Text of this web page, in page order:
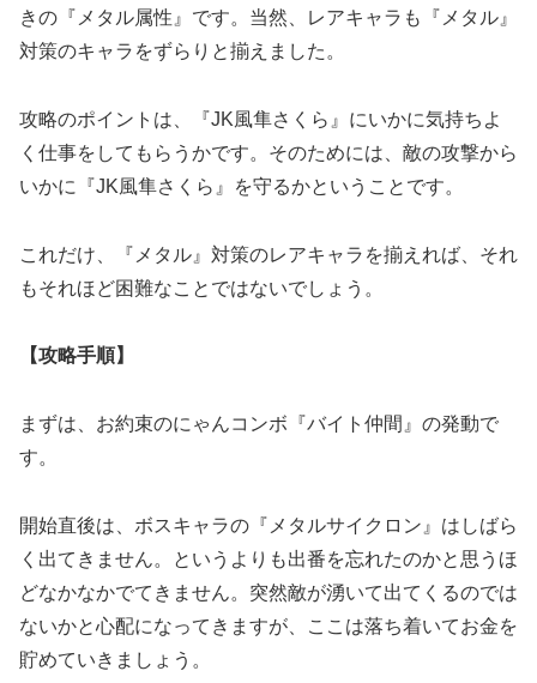
きの『メタル属性』です。当然、レアキャラも『メタル』
対策のキャラをずらりと揃えました。
攻略のポイントは、『JK風隼さくら』にいかに気持ちよ
く仕事をしてもらうかです。そのためには、敵の攻撃から
いかに『JK風隼さくら』を守るかということです。
これだけ、『メタル』対策のレアキャラを揃えれば、それ
もそれほど困難なことではないでしょう。
【攻略手順】
まずは、お約束のにゃんコンボ『バイト仲間』の発動で
す。
開始直後は、ボスキャラの『メタルサイクロン』はしばら
く出てきません。というよりも出番を忘れたのかと思うほ
どなかなかでてきません。突然敵が湧いて出てくるのでは
ないかと心配になってきますが、ここは落ち着いてお金を
貯めていきましょう。